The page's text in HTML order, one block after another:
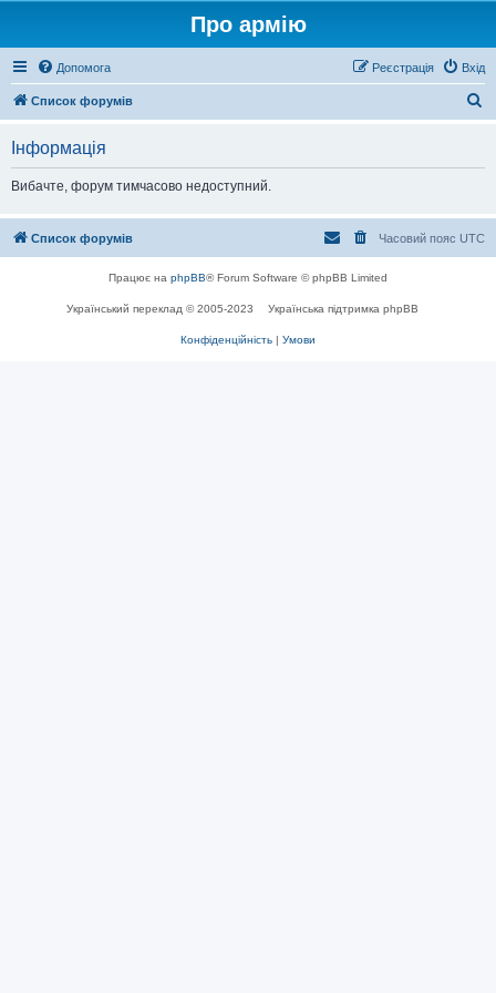
Про армію
Допомога Вхід
Реєстрація
Список форумів
Інформація
Вибачте, форум тимчасово недоступний.
Список форумів Часовий пояс UTC
Працює на phpBB® Forum Software © phpBB Limited
Український переклад © 2005-2023 Українська підтримка phpBB
Конфіденційність | Умови